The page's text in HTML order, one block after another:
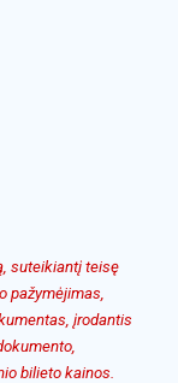
suteikiantį teisę
pažymėjimas,
įrodantis
bilieto kainos.